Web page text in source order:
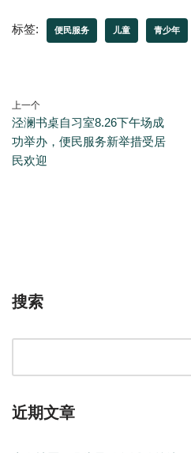
标签: 便民服务 儿童 青少年
上一个
泾澜书桌自习室8.26下午场成
功举办，便民服务新举措受居
民欢迎
搜索
近期文章